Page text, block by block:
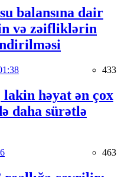
balansına dair
və zəifliklərin
433
həyat ən çox
daha sürətlə
463